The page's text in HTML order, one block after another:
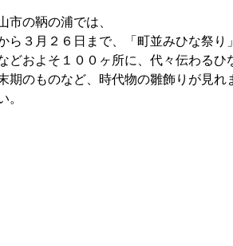
市の鞆の浦では、
ら３月２６日まで、「町並みひな祭り
どおよそ１００ヶ所に、代々伝わるひ
期のものなど、時代物の雛飾りが見れ
。